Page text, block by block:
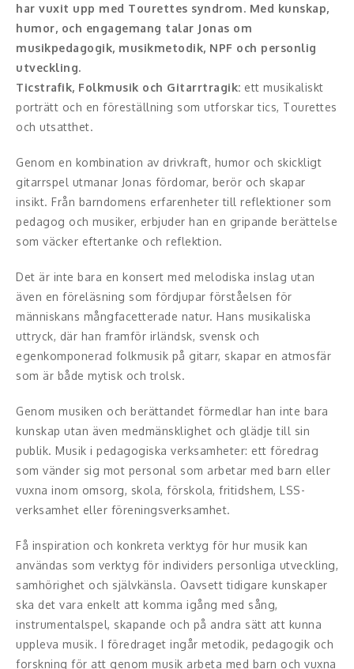
Workshopledare, facilitator
Radio och TV-profiler
Underhållning och event
Ljus och belysning
Komiker
Konst
Middagsunderhållning
Musiker
Underhållning
Affärsnytta
Effektivitet, framgång
Försäljning, marknadsföring, service,
kundfokus
Förändring, organisation,
organisationsutveckling
har vuxit upp med Tourettes syndrom. Med kunskap,
humor, och engagemang talar Jonas om
musikpedagogik, musikmetodik, NPF och personlig
utveckling.
Ticstrafik, Folkmusik och Gitarrtragik: ett musikaliskt
porträtt och en föreställning som utforskar tics, Tourettes
och utsatthet.
Genom en kombination av drivkraft, humor och skickligt
gitarrspel utmanar Jonas fördomar, berör och skapar
insikt. Från barndomens erfarenheter till reflektioner som
pedagog och musiker, erbjuder han en gripande berättelse
som väcker eftertanke och reflektion.
Det är inte bara en konsert med melodiska inslag utan
även en föreläsning som fördjupar förståelsen för
människans mångfacetterade natur. Hans musikaliska
uttryck, där han framför irländsk, svensk och
egenkomponerad folkmusik på gitarr, skapar en atmosfär
som är både mytisk och trolsk.
Genom musiken och berättandet förmedlar han inte bara
kunskap utan även medmänsklighet och glädje till sin
publik. Musik i pedagogiska verksamheter: ett föredrag
som vänder sig mot personal som arbetar med barn eller
vuxna inom omsorg, skola, förskola, fritidshem, LSS-
verksamhet eller föreningsverksamhet.
Få inspiration och konkreta verktyg för hur musik kan
användas som verktyg för individers personliga utveckling,
samhörighet och självkänsla. Oavsett tidigare kunskaper
ska det vara enkelt att komma igång med sång,
instrumentalspel, skapande och på andra sätt att kunna
uppleva musik. I föredraget ingår metodik, pedagogik och
forskning för att genom musik arbeta med barn och vuxna